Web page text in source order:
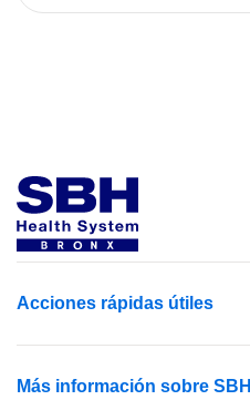
Acciones rápidas útiles
Más información sobre SBH